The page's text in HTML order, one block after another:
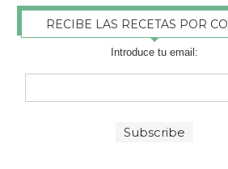
RECIBE LAS RECETAS POR
Introduce tu email: